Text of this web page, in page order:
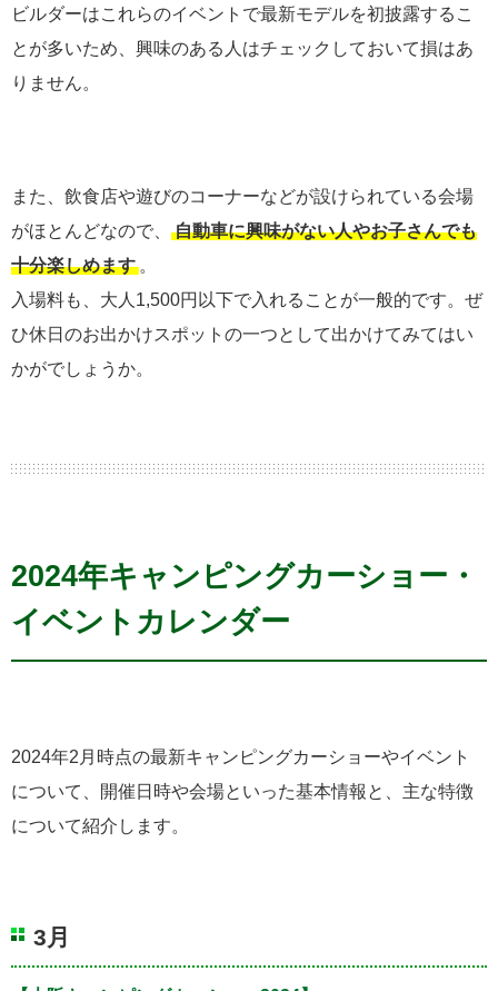
ビルダーはこれらのイベントで最新モデルを初披露するこ
とが多いため、興味のある人はチェックしておいて損はあ
りません。
また、飲食店や遊びのコーナーなどが設けられている会場
がほとんどなので、
自動車に興味がない人やお子さんでも
十分楽しめます 。
入場料も、大人1,500円以下で入れることが一般的です。ぜ
ひ休日のお出かけスポットの一つとして出かけてみてはい
かがでしょうか。
2024年キャンピングカーショー・
イベントカレンダー
2024年2月時点の最新キャンピングカーショーやイベント
について、開催日時や会場といった基本情報と、主な特徴
について紹介します。
3月